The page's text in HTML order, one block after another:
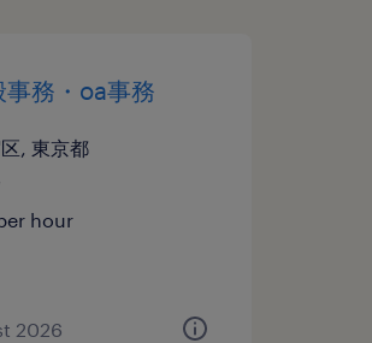
務・oa事務
, 東京都
hour
2026